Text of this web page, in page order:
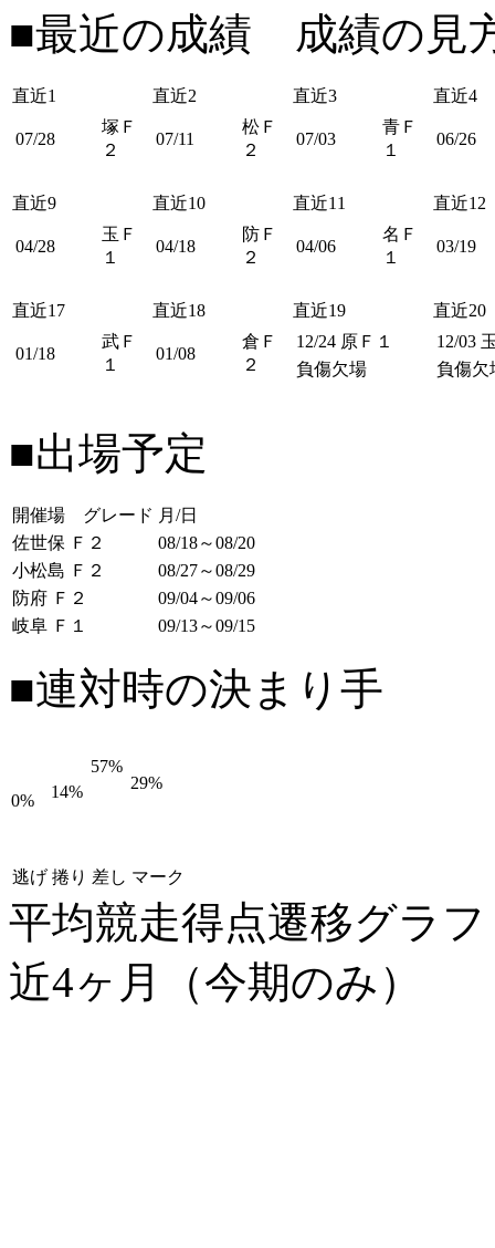
■最近の成績 成績の見
直近1 直近2 直近3 直近4
07/28
塚Ｆ
２
07/11
松Ｆ
２
07/03
青Ｆ
１
06/26
直近9 直近10 直近11 直近12
04/28
玉Ｆ
１
04/18
防Ｆ
２
04/06
名Ｆ
１
03/19
直近17 直近18 直近19 直近20
01/18
武Ｆ
１
01/08
倉Ｆ
２
12/24 原Ｆ１
負傷欠場
12/03
負傷欠
■出場予定
開催場 グレード 月/日
佐世保 Ｆ２
08/18～08/20
小松島 Ｆ２
08/27～08/29
防府 Ｆ２
09/04～09/06
岐阜 Ｆ１
09/13～09/15
■連対時の決まり手
0% 14%
57%
29%
逃げ 捲り 差し マーク
平均競走得点遷移グラ
近4ヶ月（今期のみ）